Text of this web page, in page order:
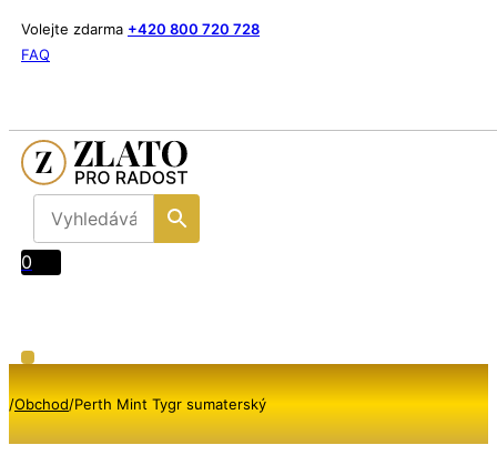
Volejte zdarma +420 800 720 728
FAQ
0
/Obchod/Perth Mint Tygr sumaterský